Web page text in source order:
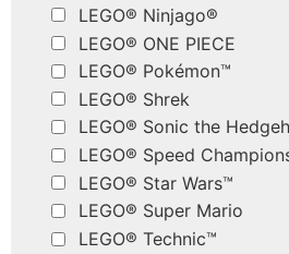
LEGO® Ninjago®
LEGO® ONE PIECE
LEGO® Pokémon™
LEGO® Shrek
LEGO® Sonic the
LEGO® Speed
LEGO® Star Wars™
LEGO® Super Mario
LEGO® Technic™